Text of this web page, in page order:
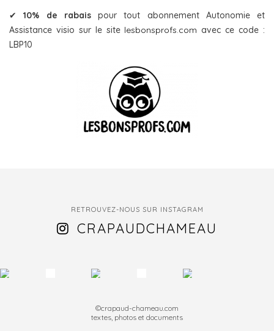
✔10% de rabaispour tout abonnement Autonomie et
Assistance visio sur le site lesbonsprofs.com avec ce code :
LBP10
RETROUVEZ-NOUS SUR INSTAGRAM
CRAPAUDCHAMEAU
©crapaud-chameau.com
textes, photos et documents